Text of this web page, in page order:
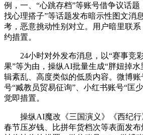
例，一、“心跳存档”等账号借争议话题
找心理搭子”等话题发布暗示性图文消
考，恶意挑动性别对立。用户暗里联
约措置。
24小时对外发布消息，以“赛事竞彩
果”等为由，操纵AI批量生成“胖妞掉水
辑紊乱、高度类似的低质内容。微博账
号“臧教员贸易征询”、小红书账号“匡
觉即措置。
操纵AI魔改《三国演义》《西纪行
春节压岁钱、比拼年货档次等表面发